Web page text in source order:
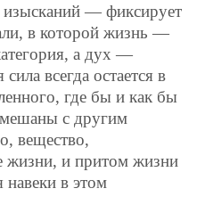
— фиксирует
в которой жизнь —
а дух —
всегда остается в
где бы и как бы
с другим
вещество,
жизни, и притом жизни
навеки в этом